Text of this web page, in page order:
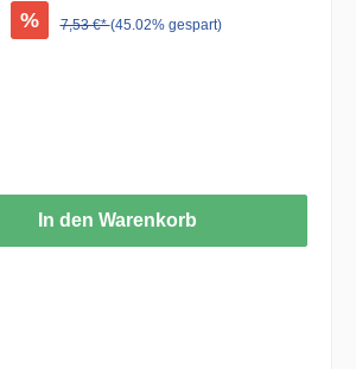
% 7,53 €*(45.02% gespart)
In den Warenkorb